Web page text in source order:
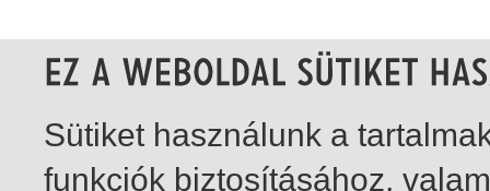
Sütiket használunk a
funkciók biztosításához,